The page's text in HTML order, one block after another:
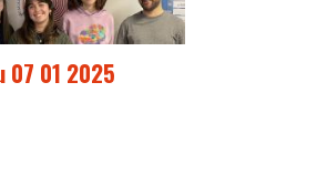
07 01 2025